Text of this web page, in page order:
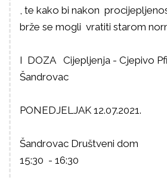
, te kako bi nakon
brže se mogli vratiti starom
I DOZA Cijepljenja - Cjepivo
Šandrovac
PONEDJELJAK 12.07.2021.
Šandrovac Društveni dom
15:30 - 16:30